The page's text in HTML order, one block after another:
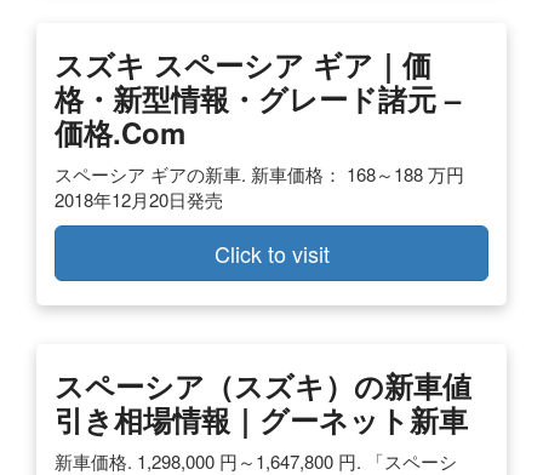
スズキ スペーシア ギア｜価
格・新型情報・グレード諸元 –
価格.com
スペーシア ギアの新車. 新車価格： 168～188 万円
2018年12月20日発売
Click to visit
スペーシア（スズキ）の新車値
引き相場情報｜グーネット新車
新車価格. 1,298,000 円～1,647,800 円. 「スペーシ